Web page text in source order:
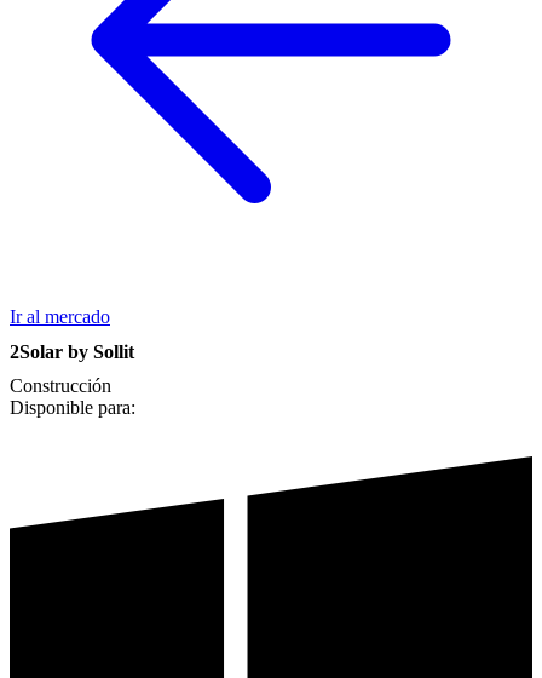
Ir al mercado
2Solar by Sollit
Construcción
Disponible para: